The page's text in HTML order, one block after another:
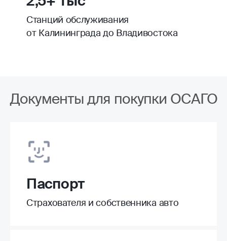
Станций обслуживания
от Калининграда до Владивостока
Документы для покупки ОСАГО
Паспорт
Страхователя и собственника авто